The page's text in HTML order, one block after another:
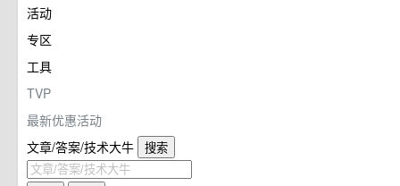
活动
专区
工具
TVP
最新优惠活动
文章/答案/技术大牛
搜索